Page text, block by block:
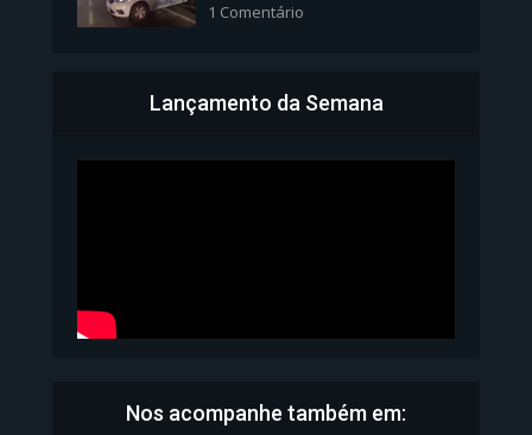
Bahia inicia emissão da
1 Comentário
Lançamento da Semana
Nos acompanhe também em: